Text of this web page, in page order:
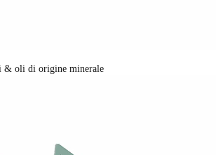
& oli di origine minerale